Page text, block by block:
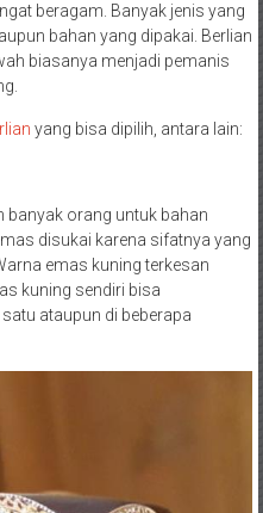
beragam. Banyak jenis yang
bahan yang dipakai. Berlian
biasanya menjadi pemanis
yang bisa dipilih, antara lain:
banyak orang untuk bahan
disukai karena sifatnya yang
emas kuning terkesan
kuning sendiri bisa
ataupun di beberapa